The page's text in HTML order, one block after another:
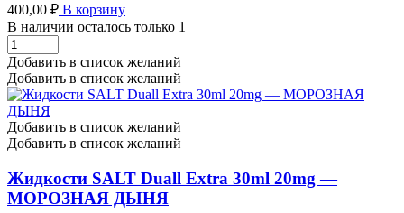
400,00 ₽ В корзину
В наличии осталось только 1
Жидкости
SALT
Duall
Extra
(STRONG)
30ml
20mg
-
КЛУБНИКА
КИВИ
количество
Добавить в список желаний
Добавить в список желаний
Добавить в список желаний
Добавить в список желаний
Жидкости SALT Duall Extra 30ml 20mg —
МОРОЗНАЯ ДЫНЯ